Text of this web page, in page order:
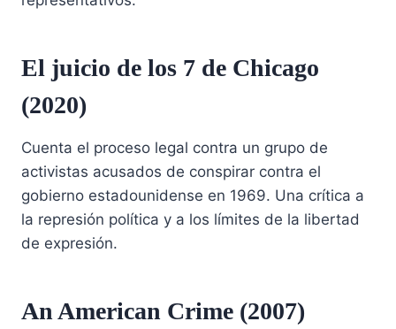
El juicio de los 7 de Chicago
(2020)
Cuenta el proceso legal contra un grupo de
activistas acusados de conspirar contra el
gobierno estadounidense en 1969. Una crítica a
la represión política y a los límites de la libertad
de expresión.
An American Crime (2007)